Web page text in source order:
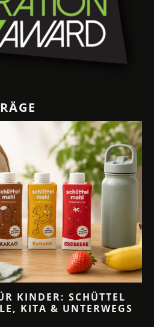
KINDER: SCHÜTTEL
KITA & UNTERWEGS